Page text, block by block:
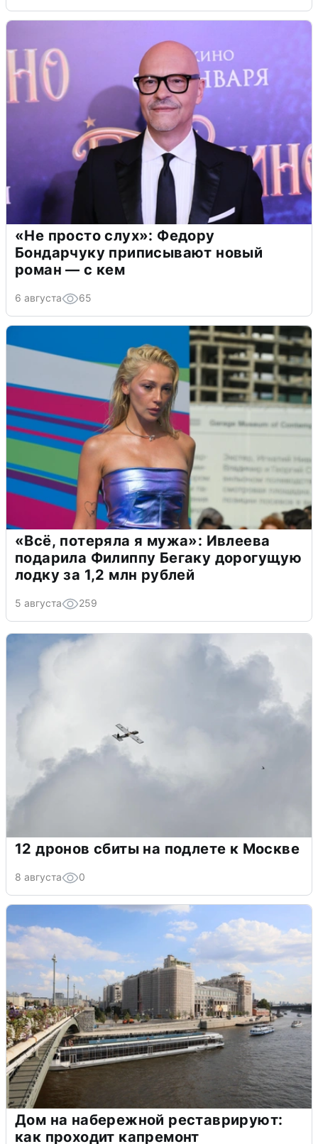
«Не просто слух»: Федору
Бондарчуку приписывают новый
роман — с кем
6 августа 65
«Всё, потеряла я мужа»: Ивлеева
подарила Филиппу Бегаку дорогущую
лодку за 1,2 млн рублей
5 августа 259
12 дронов сбиты на подлете к Москве
8 августа 0
Дом на набережной реставрируют:
как проходит капремонт